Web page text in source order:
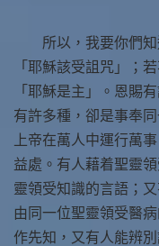
所以，我要你們知
「耶穌該受詛咒」；
「耶穌是主」。恩賜
有許多種，卻是事奉
上帝在萬人中運行萬
益處。有人藉着聖靈
靈領受知識的言語；
由同一位聖靈領受醫
作先知，又有人能辨